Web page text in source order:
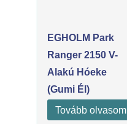
EGHOLM Park
Ranger 2150 V-
Alakú Hóeke
(Gumi Él)
Tovább olvasom